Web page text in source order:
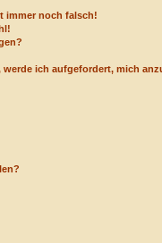
immer noch falsch!
ich aufgefordert, mich